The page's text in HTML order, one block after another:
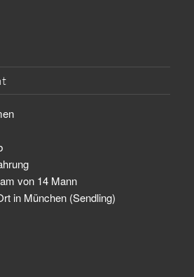
von 14 Mann
in München (Sendling)